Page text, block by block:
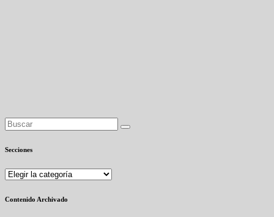
Secciones
Secciones
Contenido Archivado